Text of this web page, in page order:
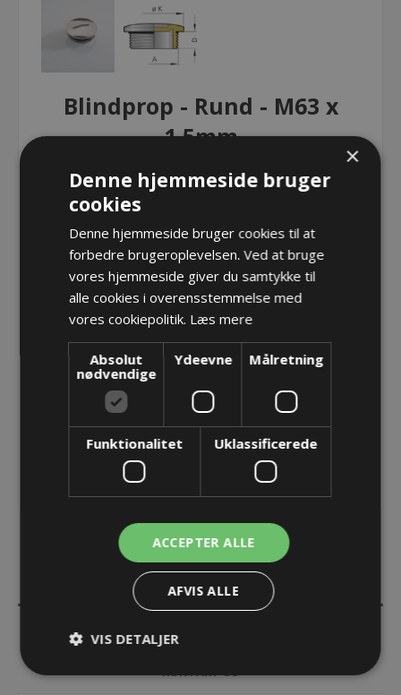
Blindprop - Rund - M63 x
1,5mm
Blindprop - Rund - M63 x 1,5mm
Blindprop - Rund, M63 x 1,5mm med O-ring
Varenr.: PF 7263/RD/DR
Producent: Pflitsch GmbH & Co. KG
Opret konto for at se priser
BESKRIVELSE
KONTAKT OS
×
Denne hjemmeside bruger
cookies
Denne hjemmeside bruger cookies til at
forbedre brugeroplevelsen. Ved at bruge
vores hjemmeside giver du samtykke til
alle cookies i overensstemmelse med
vores cookiepolitik. Læs mere
Absolut
nødvendige
Ydeevne Målretning
Funktionalitet Uklassificerede
ACCEPTER ALLE
AFVIS ALLE
VIS DETALJER